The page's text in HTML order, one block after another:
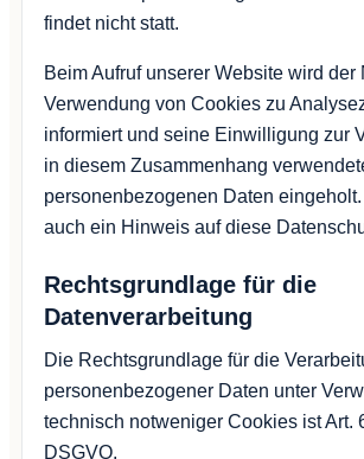
findet nicht statt.
Beim Aufruf unserer Website wird der
Verwendung von Cookies zu
informiert und seine Einwilligung zur
in diesem Zusammenhang
personenbezogenen Daten
auch ein Hinweis auf diese
Rechtsgrundlage für die
Datenverarbeitung
Die Rechtsgrundlage für die
personenbezogener Daten unter
technisch notweniger Cookies ist Art.
DSGVO.